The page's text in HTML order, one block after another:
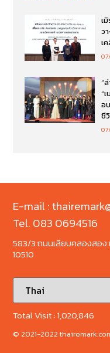
เ
ว
เ
“
“
อ
ชี
E-mail :
Tel. 083 0694516
583/3 ถนนเลียบคลองสอง
10510
Total Visit :1,020,846
© 2021-2022